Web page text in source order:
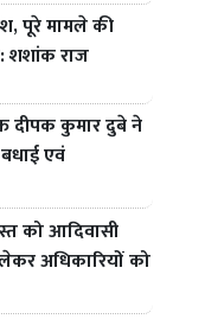
पूरे मामले की
शशांक राज
दीपक कुमार दुबे ने
एवं
को आदिवासी
अधिकारियों को